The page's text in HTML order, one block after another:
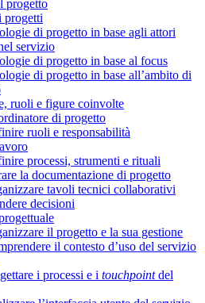
progetto
progetti
di progetto in base agli attori
servizio
di progetto in base al focus
di progetto in base all’ambito di
ruoli e figure coinvolte
di progetto
ruoli e responsabilità
processi, strumenti e rituali
la documentazione di progetto
tavoli tecnici collaborativi
decisioni
il progetto e la sua gestione
il contesto d’uso del servizio
i processi e i touchpointdel